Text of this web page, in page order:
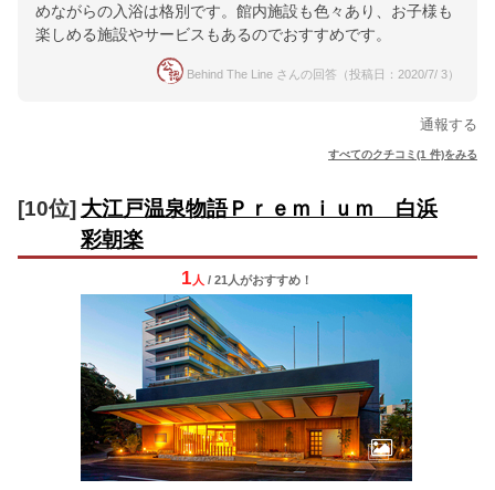
めながらの入浴は格別です。館内施設も色々あり、お子様も
楽しめる施設やサービスもあるのでおすすめです。
Behind The Line さんの回答（投稿日：2020/7/ 3）
通報する
すべてのクチコミ(1 件)をみる
[10位] 大江戸温泉物語Ｐｒｅｍｉｕｍ 白浜
彩朝楽
1 人 / 21人がおすすめ！